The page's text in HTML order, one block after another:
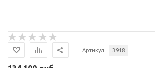
Артикул 3918